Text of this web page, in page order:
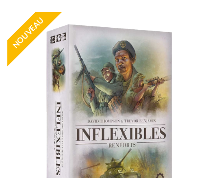
NOUVEAU